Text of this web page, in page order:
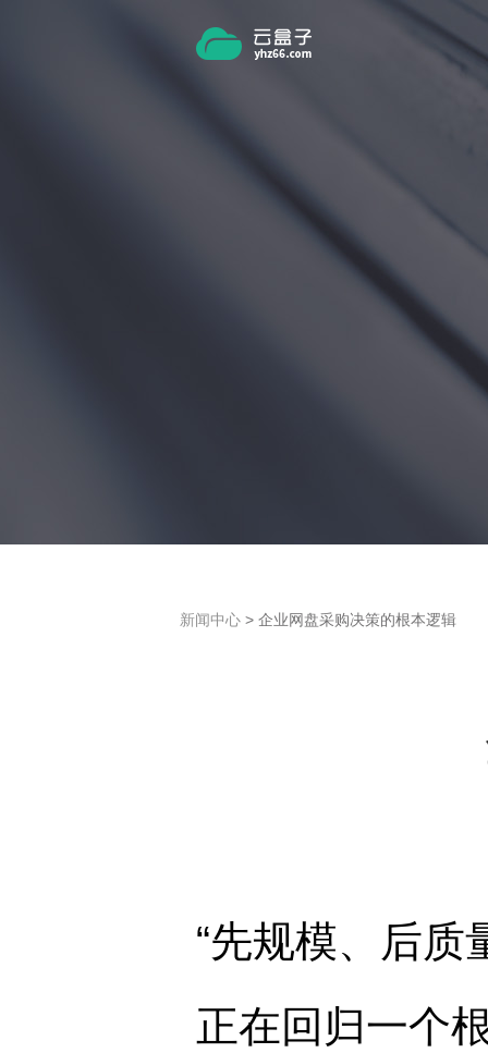
新闻中心 > 企业网盘采购决策的根本逻辑
“先规模、后质
正在回归一个